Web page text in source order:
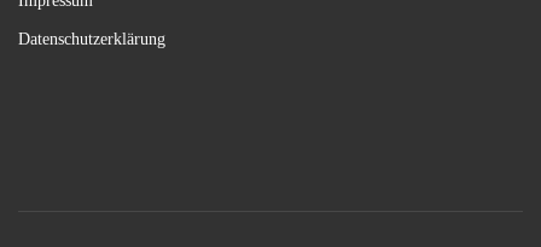
Datenschutzerklärung